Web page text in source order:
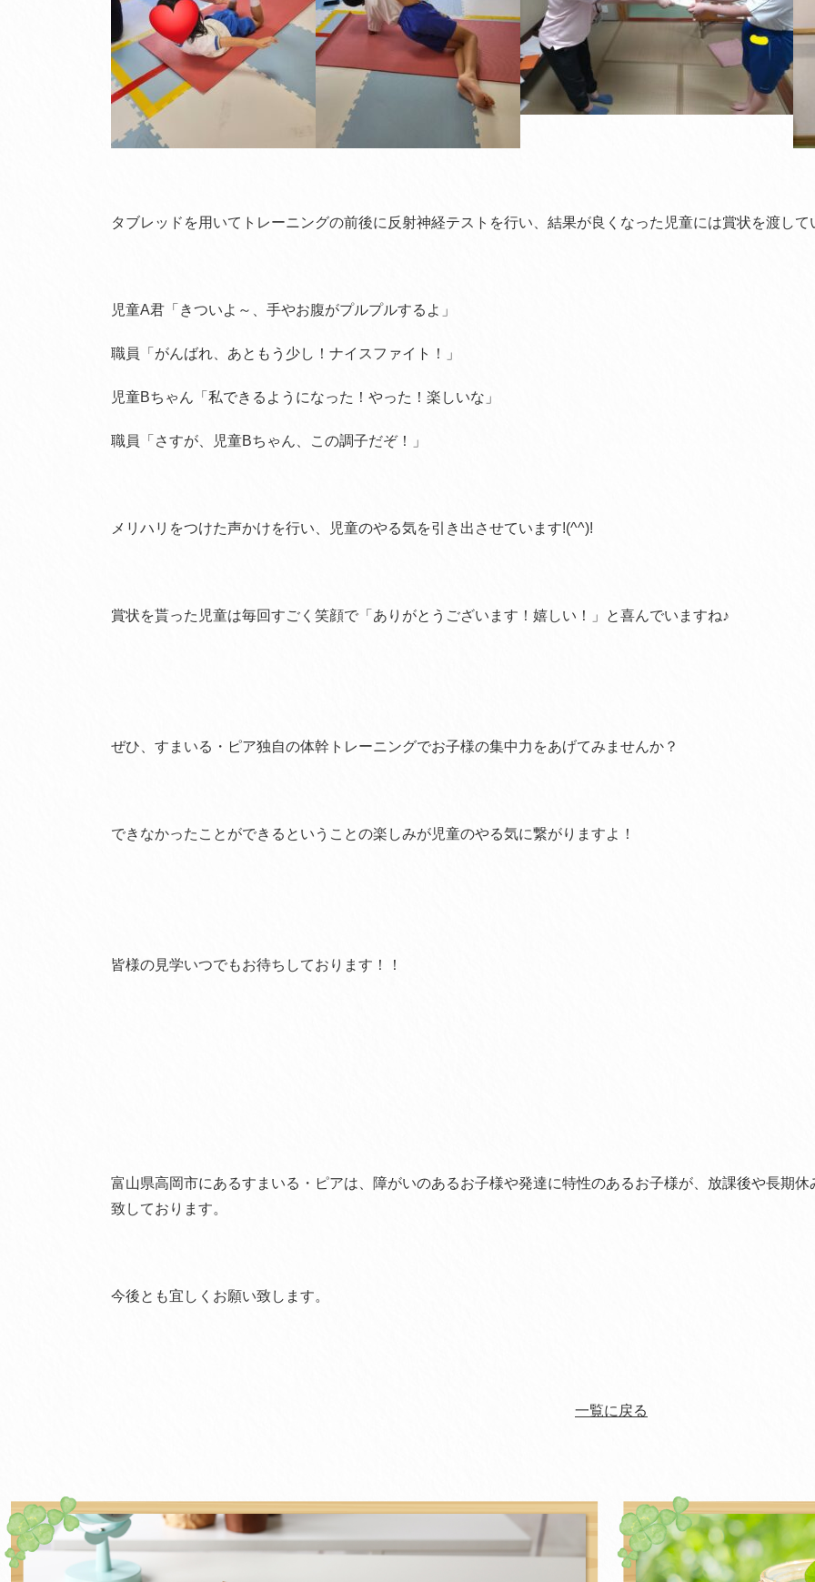
タブレッドを用いてトレーニングの前後に反射神経テストを行い、結果が良くなった児童には賞状を渡して
児童A君「きついよ～、手やお腹がプルプルするよ」
職員「がんばれ、あともう少し！ナイスファイト！」
児童Bちゃん「私できるようになった！やった！楽しいな」
職員「さすが、児童Bちゃん、この調子だぞ！」
メリハリをつけた声かけを行い、児童のやる気を引き出させています!(^^)!
賞状を貰った児童は毎回すごく笑顔で「ありがとうございます！嬉しい！」と喜んでいますね♪
ぜひ、すまいる・ピア独自の体幹トレーニングでお子様の集中力をあげてみませんか？
できなかったことができるということの楽しみが児童のやる気に繋がりますよ！
皆様の見学いつでもお待ちしております！！
富山県高岡市にあるすまいる・ピアは、障がいのあるお子様や発達に特性のあるお子様が、放課後や長期
致しております。
今後とも宜しくお願い致します。
一覧に戻る